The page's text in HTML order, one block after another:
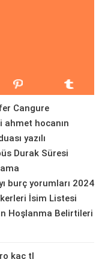
Cangure
ahmet hocanın
yazılı
Durak Süresi
burç yorumları 2024
İsim Listesi
Hoşlanma Belirtileri
kaç tl